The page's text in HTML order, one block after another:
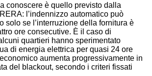
conoscere è quello previsto dalla
l’indennizzo automatico può
solo se l’interruzione della fornitura è
ore consecutive. È il caso di
quartieri hanno sperimentato
di energia elettrica per quasi 24 ore
aumenta progressivamente in
del blackout, secondo i criteri fissati